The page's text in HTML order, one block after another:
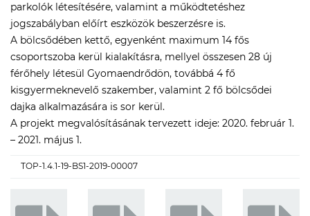
parkolók létesítésére, valamint a működtetéshez
jogszabályban előírt eszközök beszerzésre is.
A bölcsődében kettő, egyenként maximum 14 fős
csoportszoba kerül kialakításra, mellyel összesen 28 új
férőhely létesül Gyomaendrődön, továbbá 4 fő
kisgyermeknevelő szakember, valamint 2 fő bölcsődei
dajka alkalmazására is sor kerül.
A projekt megvalósításának tervezett ideje: 2020. február 1.
– 2021. május 1.
TOP-1.4.1-19-BS1-2019-00007